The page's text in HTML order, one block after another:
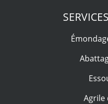
Agrile